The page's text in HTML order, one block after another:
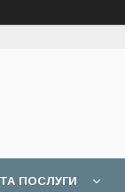
ПОСЛУГИ